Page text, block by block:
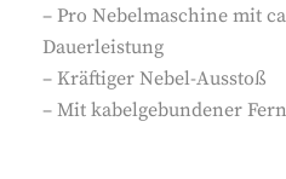
– Pro Nebelmaschine mit
Dauerleistung
– Kräftiger Nebel-Ausstoß
– Mit kabelgebundener